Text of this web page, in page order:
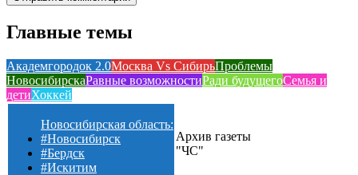
Главные темы
Академгородок 2.0Москва Vs СибирьПроблемы
НовосибирскаРавные возможностиРади будущегоСемья и
детиХоккей
Новосибирская область:
#Новосибирск
#Бердск
#Искитим
Архив газеты
"ЧС"